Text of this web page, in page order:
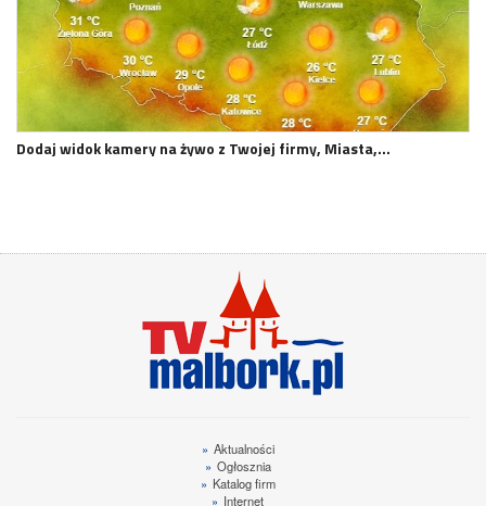
Dodaj widok kamery na żywo z Twojej firmy, Miasta,…
» Aktualności
» Ogłosznia
» Katalog firm
» Internet